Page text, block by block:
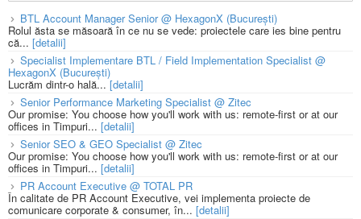
BTL Account Manager Senior @ HexagonX (București)
Rolul ăsta se măsoară în ce nu se vede: proiectele care ies bine pentru
că... [detalii]
Specialist Implementare BTL / Field Implementation Specialist @
HexagonX (București)
Lucrăm dintr-o hală... [detalii]
Senior Performance Marketing Specialist @ Zitec
Our promise: You choose how you'll work with us: remote-first or at our
offices in Timpuri... [detalii]
Senior SEO & GEO Specialist @ Zitec
Our promise: You choose how you'll work with us: remote-first or at our
offices in Timpuri... [detalii]
PR Account Executive @ TOTAL PR
În calitate de PR Account Executive, vei implementa proiecte de
comunicare corporate & consumer, în... [detalii]